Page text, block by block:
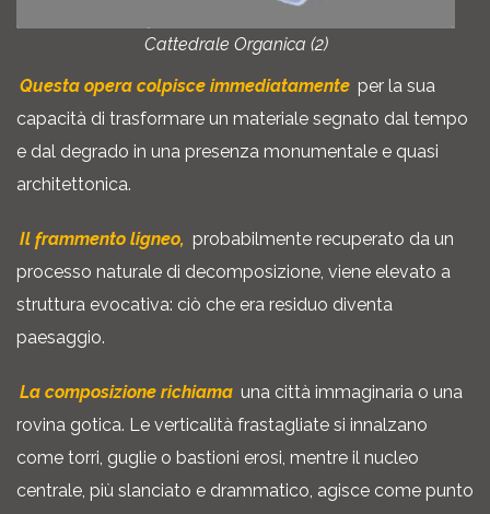
Cattedrale Organica (2)
Questa opera colpisce immediatamente per la sua
capacità di trasformare un materiale segnato dal tempo
e dal degrado in una presenza monumentale e quasi
architettonica.
Il frammento ligneo, probabilmente recuperato da un
processo naturale di decomposizione, viene elevato a
struttura evocativa: ciò che era residuo diventa
paesaggio.
La composizione richiama una città immaginaria o una
rovina gotica. Le verticalità frastagliate si innalzano
come torri, guglie o bastioni erosi, mentre il nucleo
centrale, più slanciato e drammatico, agisce come punto